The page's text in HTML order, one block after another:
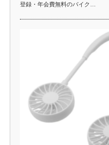
登録・年会費無料のバイク…